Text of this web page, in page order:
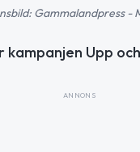
Gammalandpress -
Upp
ANNONS